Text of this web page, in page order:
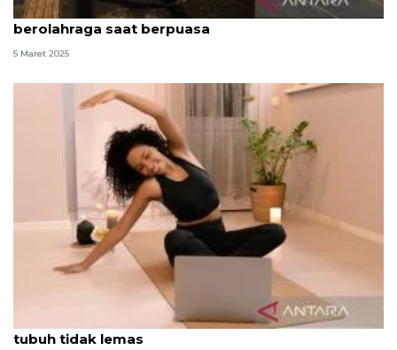
Saran pemenuhan gizi bagi mereka yang aktif
berolahraga saat berpuasa
5 Maret 2025
Waktu yang tepat untuk olahraga saat puasa agar
tubuh tidak lemas